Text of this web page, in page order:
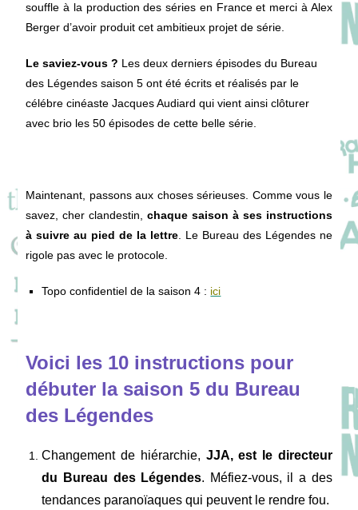
souffle à la production des séries en France et merci à Alex
Berger d’avoir produit cet ambitieux projet de série.
Le saviez-vous ? Les deux derniers épisodes du Bureau
des Légendes saison 5 ont été écrits et réalisés par le
célébre cinéaste Jacques Audiard qui vient ainsi clôturer
avec brio les 50 épisodes de cette belle série.
Maintenant, passons aux choses sérieuses. Comme vous le
savez, cher clandestin,chaque saison à ses instructions
à suivre au pied de la lettre. Le Bureau des Légendes ne
rigole pas avec le protocole.
Topo confidentiel de la saison 4 : ici
Voici les 10 instructions pour
débuter la saison 5 du Bureau
des Légendes
Changement de hiérarchie, JJA, est le directeur
du Bureau des Légendes. Méfiez-vous, il a des
tendances paranoïaques qui peuvent le rendre fou.